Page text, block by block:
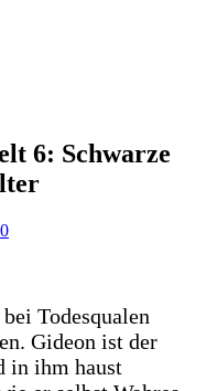
6: Schwarze
0
Todesqualen
Gideon ist der
in ihm haust